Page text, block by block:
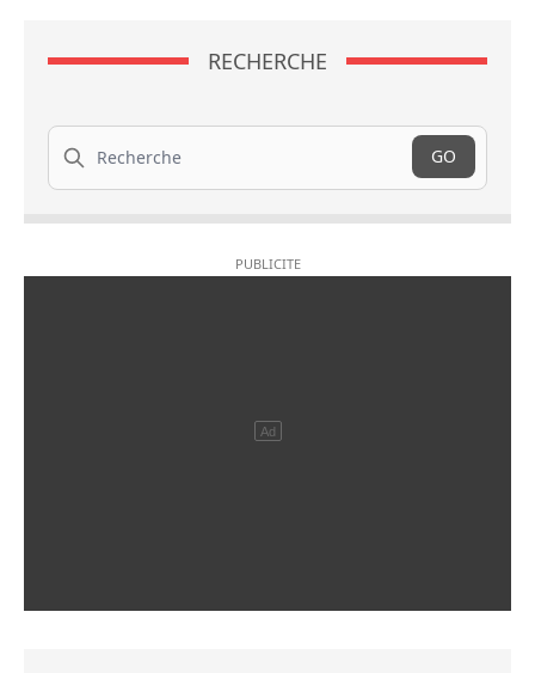
RECHERCHE
Recherche
GO